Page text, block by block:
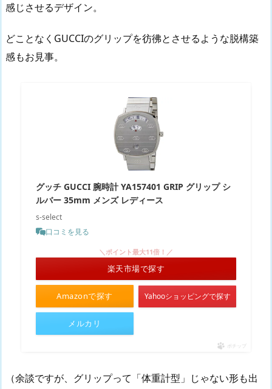
感じさせるデザイン。
どことなくGUCCIのグリップを彷彿とさせるような脱構築
感もお見事。
グッチ GUCCI 腕時計 YA157401 GRIP グリップ シ
ルバー 35mm メンズ レディース
s-select
口コミを見る
Amazonで探す
＼ポイント最大11倍！／
楽天市場で探す
Yahooショッピングで探す
メルカリ
ポチップ
（余談ですが、グリップって「体重計型」じゃない形も出